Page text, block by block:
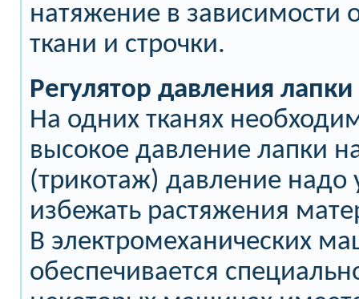
натяжение в зависимости
ткани и строчки.
Регулятор давления лапки
На одних тканях
высокое давление лапки
(трикотаж) давление
избежать растяжения
В электромеханических
обеспечивается